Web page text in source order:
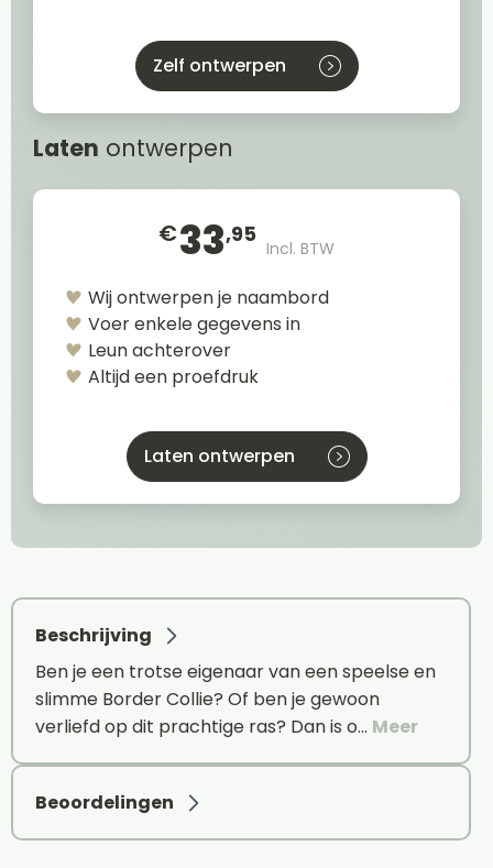
Zelf ontwerpen
Laten ontwerpen
€33,95
Incl. BTW
Wij ontwerpen je naambord
Voer enkele gegevens in
Leun achterover
Altijd een proefdruk
Laten ontwerpen
Beschrijving
Ben je een trotse eigenaar van een speelse en
slimme Border Collie? Of ben je gewoon
verliefd op dit prachtige ras? Dan is o… Meer
Beoordelingen